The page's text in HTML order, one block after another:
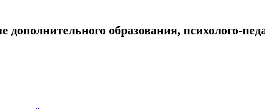
дополнительного образования, психолого-